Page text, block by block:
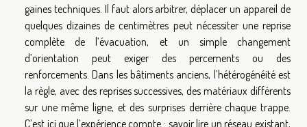
gaines techniques. Il faut alors arbitrer, déplacer un appareil de
quelques dizaines de centimètres peut nécessiter une reprise
complète de l’évacuation, et un simple changement
d’orientation peut exiger des percements ou des
renforcements. Dans les bâtiments anciens, l’hétérogénéité est
la règle, avec des reprises successives, des matériaux différents
sur une même ligne, et des surprises derrière chaque trappe.
C’est ici que l’expérience compte : savoir lire un réseau existant,